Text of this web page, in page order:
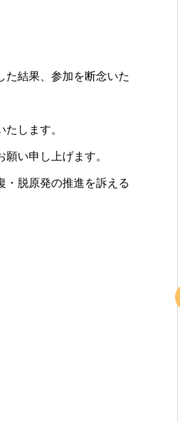
た結果、参加を断念いた
します。
い申し上げます。
・脱原発の推進を訴える